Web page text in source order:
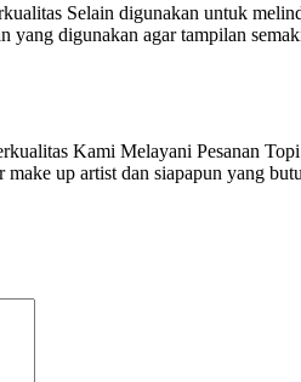
Selain digunakan untuk
yang digunakan agar tampilan
Kami Melayani Pesanan
up artist dan siapapun yang